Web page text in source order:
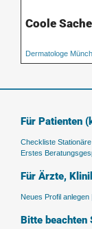
Coole
Dermatologe
Für Patienten
Checkliste
Erstes
Für Ärzte,
Neues Profil anlegen |
Bitte beachten